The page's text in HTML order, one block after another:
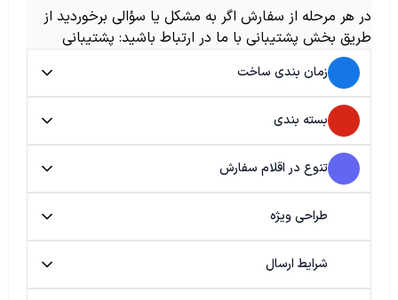
در هر مرحله از سفارش اگر به مشکل یا سؤالی برخوردید از
طریق بخش پشتیبانی با ما در ارتباط باشید: پشتیبانی
زمان بندی ساخت
بسته بندی
تنوع در اقلام سفارش
طراحی ویژه
شرایط ارسال